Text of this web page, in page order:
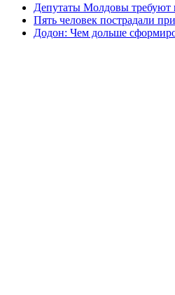
Депутаты Молдовы требуют
Пять человек пострадали
Додон: Чем дольше